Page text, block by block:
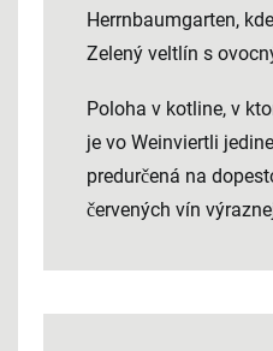
Herrnbaumgarten,
Zelený veltlín s
Poloha v kotline, v
je vo Weinviertli
predurčená na
červených vín